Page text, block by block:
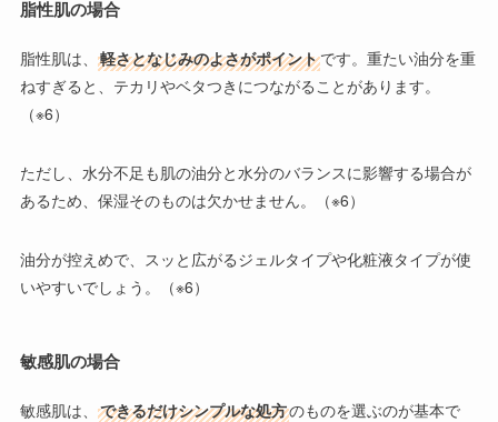
脂性肌の場合
脂性肌は、 軽さとなじみのよさがポイントです。重たい油分を重
ねすぎると、テカリやベタつきにつながることがあります。
（※6）
ただし、水分不足も肌の油分と水分のバランスに影響する場合が
あるため、保湿そのものは欠かせません。（※6）
油分が控えめで、 スッと広がるジェルタイプや化粧液タイプが使
いやすいでしょう。（※6）
敏感肌の場合
敏感肌は、 できるだけシンプルな処方のものを選ぶのが基本で